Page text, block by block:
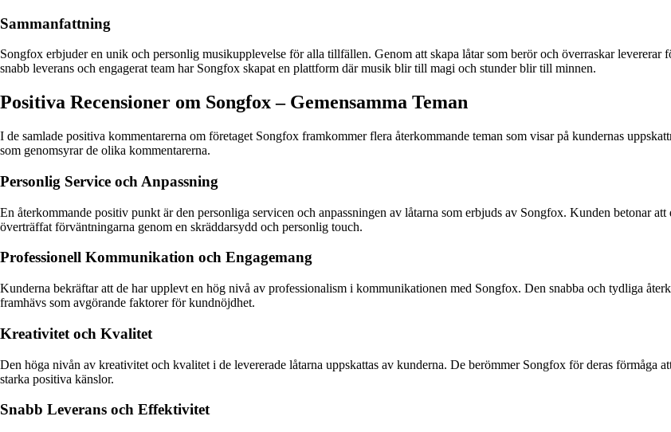
Sammanfattning
Songfox erbjuder en unik och personlig musikupplevelse för alla tillfällen. Genom att skapa låtar som berör och överraskar
snabb leverans och engagerat team har Songfox skapat en plattform där musik blir till magi och stunder blir till minnen.
Positiva Recensioner om Songfox – Gemensamma Teman
I de samlade positiva kommentarerna om företaget Songfox framkommer flera återkommande teman som visar på kundernas
som genomsyrar de olika kommentarerna.
Personlig Service och Anpassning
En återkommande positiv punkt är den personliga servicen och anpassningen av låtarna som erbjuds av Songfox. Kunden betonar
överträffat förväntningarna genom en skräddarsydd och personlig touch.
Professionell Kommunikation och Engagemang
Kunderna bekräftar att de har upplevt en hög nivå av professionalism i kommunikationen med Songfox. Den snabba och tydliga
framhävs som avgörande faktorer för kundnöjdhet.
Kreativitet och Kvalitet
Den höga nivån av kreativitet och kvalitet i de levererade låtarna uppskattas av kunderna. De berömmer Songfox för deras förmåga
starka positiva känslor.
Snabb Leverans och Effektivitet